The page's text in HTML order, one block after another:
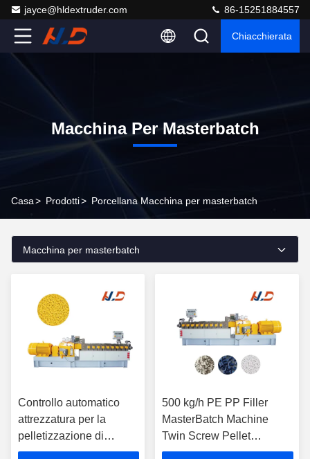
jayce@hldextruder.com 86-15251884557
Chiacchierata
Macchina Per Masterbatch
Casa> Prodotti> Porcellana Macchina per masterbatch
Macchina per masterbatch
Controllo automatico
attrezzatura per la
pelletizzazione di
plastica Masterbatch
500 kg/h PE PP Filler
MasterBatch Machine
Twin Screw Pellet
Extruder Machine